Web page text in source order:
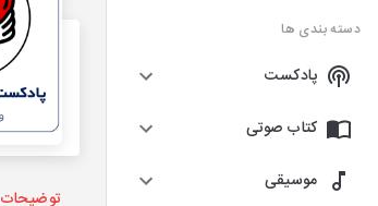
دسته بندی ها
پادکست
کتاب صوتی
موسیقی
توضیحات